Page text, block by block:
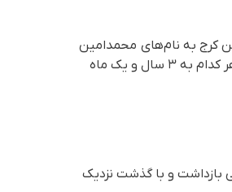
کرج به نام‌های محمدامین
شمسی ۲۹ ساله، امیر امرایی ۲۳ ساله و کامیار امرایی ۲۲ ساله توسط یکی از شعب دادگاه انقلاب کرج هر کدام به ۳ سال و یک ماه
نیروهای حکومتی بازداشت و با گذشت نزدیک